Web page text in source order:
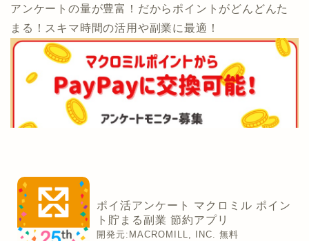
アンケートの量が豊富！だからポイントがどんどんた
まる！スキマ時間の活用や副業に最適！
ポイ活アンケート マクロミル ポイン
ト貯まる副業 節約アプリ
開発元: MACROMILL, INC.
無料